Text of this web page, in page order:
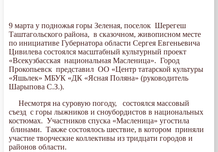
9 марта у подножья горы Зеленая, поселок Шерегеш
Таштагольского района, в сказочном, живописном месте
по инициативе Губернатора области Сергея Евгеньевича
Цивилева состоялся масштабный культурный проект
«Всекузбасская национальная Масленица». Город
Прокопьевск представил ОО «Центр татарской культуры
«Яшьлек» МБУК «ДК «Ясная Поляна» (руководитель
Шарыпова С.З.).
Несмотря на суровую погоду, состоялся массовый
съезд с горы лыжников и сноубордистов в национальных
костюмах. Участников спуска «Масленица» угостила
блинами. Также состоялось шествие, в котором приняли
участие творческие коллективы из тридцати городов и
районов области.